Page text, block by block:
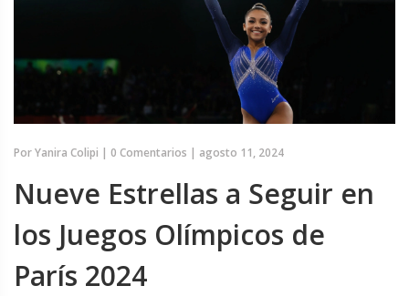
PorYanira Colipi | 0 Comentarios | agosto 11, 2024
Nueve Estrellas a Seguir en
los Juegos Olímpicos de
París 2024